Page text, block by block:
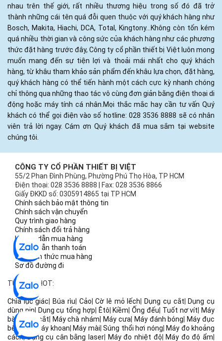
nhau trên thế giới, rất nhiều thương hiệu trong số đó đã trở
thành những cái tên quá đỗi quen thuộc với quý khách hàng như
Bosch, Makita, Hiachi, DCA, Total, Kingtony...Không còn tốn kém
quá nhiều thời gian và công sức của khách hàng như các phương
thức đặt hàng trước đây, Công ty cổ phần thiết bị Việt luôn mong
muốn mang đến sự tiện lợi và thoải mái nhất cho quý khách
hàng, từ khâu tham khảo sản phẩm đến khâu lựa chọn, đặt hàng,
quý khách hàng có thể tiến hành một cách cực kỳ nhanh chóng
chỉ thông qua những thao tác vô cùng đơn giản bằng điện thoại di
động hoặc máy tính cá nhân.Mọi thắc mắc hay cần tư vấn Quý
khách có thể gọi điện vào số hotline: 028 3536 8888 sẽ có nhân
viên trả lời ngay. Cám ơn Quý khách đã mua sắm tại website
chúng tôi.
CÔNG TY CỔ PHẦN THIẾT BỊ VIỆT
55/2 Phan Đình Phùng, Phường Phú Thọ Hòa, TP HCM
Điện thoại: 028 3536 8888 | Fax: 028 3536 8866
Giấy ĐKKD số: 0305914865 tại TP HCM
Chính sách bảo mật thông tin
Chính sách vận chuyển
Quy trình giao hàng
Chính sách đổi trả hàng
Hướng dẫn mua hàng
Hướng dẫn thanh toán
Các hình thức mua hàng
Sơ đồ đường đi
TỪ KHÓA HOT:
Chìa lục giác|Búa rìu| Cảo|Cờ lê mỏ lếch|Dụng cụ cắt|Dụng cụ
dùng pin| Dụng cụ tổng hợp| Êtô|Kiềm|Ống đếu| Tuốt nơ vít|Máy
bào|Máy cắt| Máy chà nhám|Máy cưa| Máy đánh bóng|Máy đục
bê tông|Máy khoan| Máy mài| Súng thổi hơi nóng| Máy đo khoảng
cách|Dụng cụ cân bằng laser| Máy đo nhiệt độ|Máy đo độ ẩm|